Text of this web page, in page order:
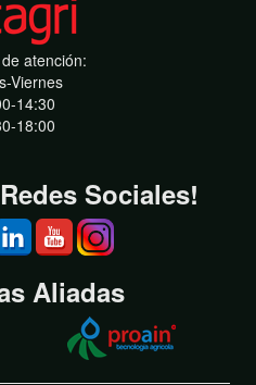
atención:
Viernes
14:30
18:00
Sociales!
Aliadas